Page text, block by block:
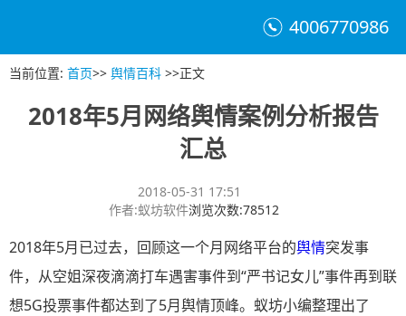
4006770986
当前位置: 首页>> 舆情百科 >>正文
2018年5月网络舆情案例分析报告
汇总
2018-05-31 17:51
作者:蚁坊软件浏览次数:78512
2018年5月已过去，回顾这一个月网络平台的舆情突发事
件，从空姐深夜滴滴打车遇害事件到“严书记女儿”事件再到联
想5G投票事件都达到了5月舆情顶峰。蚁坊小编整理出了